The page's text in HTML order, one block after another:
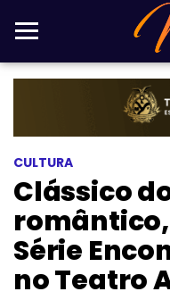
CULTURA
Clássico
Série
no Teatro